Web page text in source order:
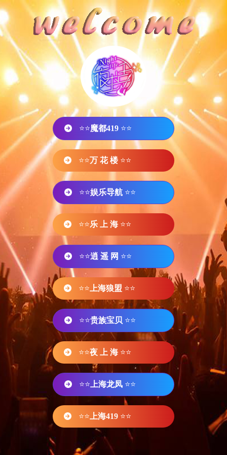
⭐⭐魔都419 ⭐⭐
⭐⭐万 花 楼 ⭐⭐
⭐⭐娱乐导航 ⭐⭐
⭐⭐乐 上 海 ⭐⭐
⭐⭐逍 遥 网 ⭐⭐
⭐⭐ 上海狼盟 ⭐⭐
⭐⭐贵族宝贝 ⭐⭐
⭐⭐夜 上 海 ⭐⭐
⭐⭐ 上海龙凤 ⭐⭐
⭐⭐ 上海419 ⭐⭐